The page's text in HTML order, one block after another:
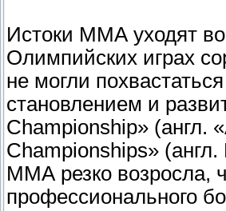
Истоки ММА уходят
Олимпийских играх
не могли
становлением и
Championship» (англ.
Championships»
ММА резко возросла,
профессионального